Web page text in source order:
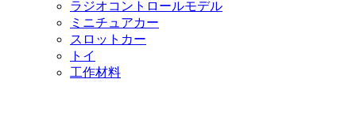
ラジオコントロールモデル
ミニチュアカー
スロットカー
トイ
工作材料